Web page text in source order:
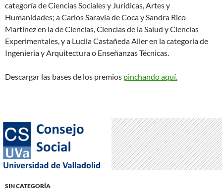
categoría de Ciencias Sociales y Jurídicas, Artes y
Humanidades; a Carlos Saravia de Coca y Sandra Rico
Martínez en la de Ciencias, Ciencias de la Salud y Ciencias
Experimentales, y a Lucila Castañeda Aller en la categoría de
Ingeniería y Arquitectura o Enseñanzas Técnicas.
Descargar las bases de los premios pinchando aquí.
SIN CATEGORÍA